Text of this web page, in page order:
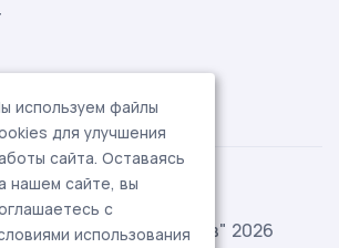
ассоциация
и специалистов" 2026
используем файлы
для улучшения
сайта. Оставаясь
нашем сайте, вы
с
использования